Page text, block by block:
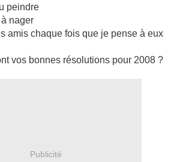
peindre
nager
amis chaque fois que je pense à eux
vos bonnes résolutions pour 2008 ?
Publicité